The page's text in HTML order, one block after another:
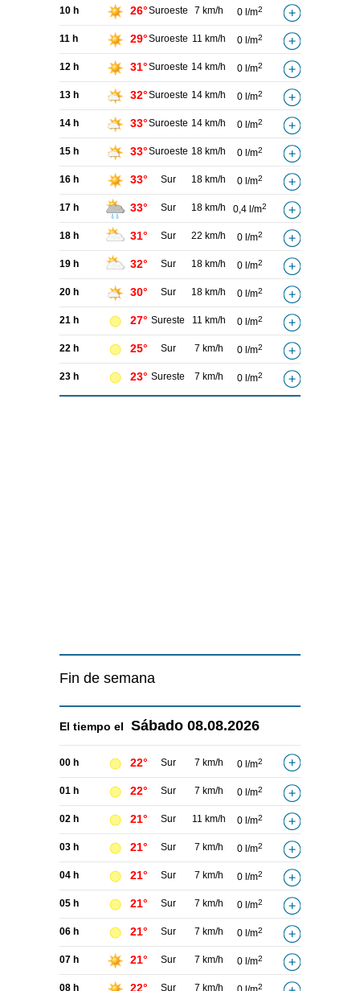
10 h 26°Suroeste 7 km/h 0 l/m2
11 h 29°Suroeste 11 km/h 0 l/m2
12 h 31°Suroeste 14 km/h 0 l/m2
13 h 32°Suroeste 14 km/h 0 l/m2
14 h 33°Suroeste 14 km/h 0 l/m2
15 h 33°Suroeste 18 km/h 0 l/m2
16 h 33° Sur 18 km/h 0 l/m2
17 h 33° Sur 18 km/h 0,4 l/m2
18 h 31° Sur 22 km/h 0 l/m2
19 h 32° Sur 18 km/h 0 l/m2
20 h 30° Sur 18 km/h 0 l/m2
21 h 27° Sureste 11 km/h 0 l/m2
22 h 25° Sur 7 km/h 0 l/m2
23 h 23° Sureste 7 km/h 0 l/m2
Fin de semana
El tiempo el Sábado 08.08.2026
00 h 22° Sur 7 km/h 0 l/m2
01 h 22° Sur 7 km/h 0 l/m2
02 h 21° Sur 11 km/h 0 l/m2
03 h 21° Sur 7 km/h 0 l/m2
04 h 21° Sur 7 km/h 0 l/m2
05 h 21° Sur 7 km/h 0 l/m2
06 h 21° Sur 7 km/h 0 l/m2
07 h 21° Sur 7 km/h 0 l/m2
08 h 22° Sur 7 km/h 2